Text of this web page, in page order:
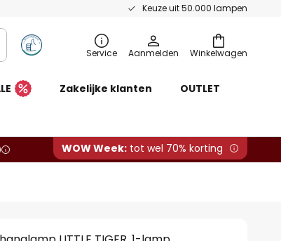
Keuze uit 50.000 lampen
Winkelwagen
Service Aanmelden
Zakelijke klanten OUTLET
WOW Week: tot wel 70% korting